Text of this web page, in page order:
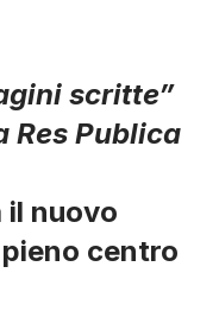
scritte”
Res Publica
il nuovo
centro